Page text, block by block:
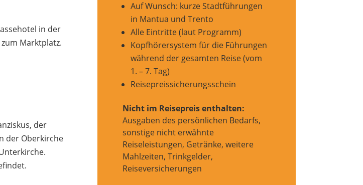
in der
Marktplatz.
der
der Oberkirche
Auf Wunsch: kurze Stadtführungen
in Mantua und Trento
Alle Eintritte (laut Programm)
Kopfhörersystem für die Führungen
während der gesamten Reise (vom
1. – 7. Tag)
Reisepreissicherungsschein
Nicht im Reisepreis enthalten:
Ausgaben des persönlichen Bedarfs,
sonstige nicht erwähnte
Reiseleistungen, Getränke, weitere
Mahlzeiten, Trinkgelder,
Reiseversicherungen